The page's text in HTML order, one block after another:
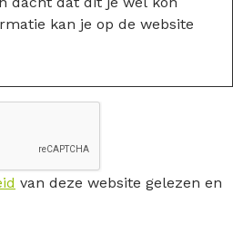
van deze website gelezen en